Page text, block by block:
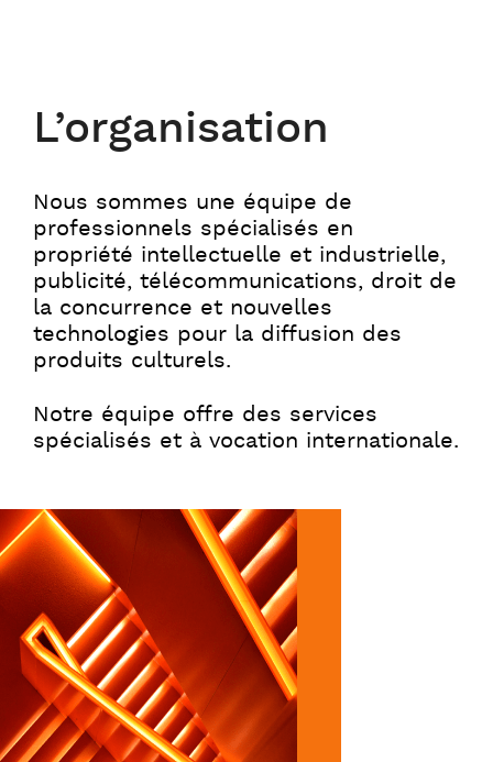
L’organisation
Nous sommes une équipe de
professionnels spécialisés en
propriété intellectuelle et industrielle,
publicité, télécommunications, droit de
la concurrence et nouvelles
technologies pour la diffusion des
produits culturels.
Notre équipe offre des services
spécialisés et à vocation internationale.